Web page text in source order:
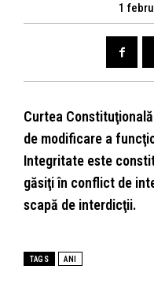
1
Curtea
de modificare a
Integritate este
găsiţi în conflict de
scapă de interdicţii.
TAGS ANI